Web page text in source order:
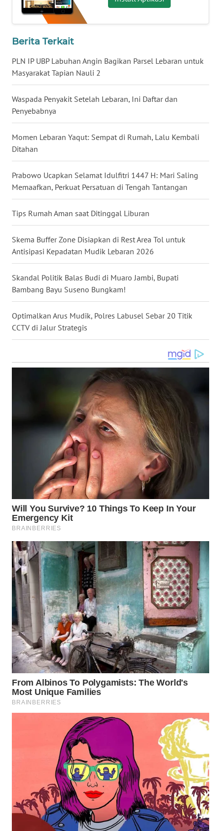
Berita Terkait
PLN IP UBP Labuhan Angin Bagikan Parsel Lebaran untuk
Masyarakat Tapian Nauli 2
Waspada Penyakit Setelah Lebaran, Ini Daftar dan
Penyebabnya
Momen Lebaran Yaqut: Sempat di Rumah, Lalu Kembali
Ditahan
Prabowo Ucapkan Selamat Idulfitri 1447 H: Mari Saling
Memaafkan, Perkuat Persatuan di Tengah Tantangan
Tips Rumah Aman saat Ditinggal Liburan
Skema Buffer Zone Disiapkan di Rest Area Tol untuk
Antisipasi Kepadatan Mudik Lebaran 2026
Skandal Politik Balas Budi di Muaro Jambi, Bupati
Bambang Bayu Suseno Bungkam!
Optimalkan Arus Mudik, Polres Labusel Sebar 20 Titik
CCTV di Jalur Strategis
WN
KALTARA
WN
KALSEL
WN
MALUKU
WN
MALUT
WN
DAIRI
WN
TOBA
LANGKAT
TAPANULI
SELATAN
WN
TANJUNG
LESUNG
WN
KARO
WN
SIMALUNGUN
WN
LABUHANBATU
WN
TAPANULI
TENGAH
WN DELI
WN
PAKPAK